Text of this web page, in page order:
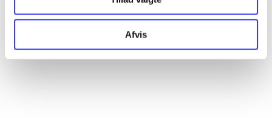
Afvis
Artikler
Alle registrerede artikler fordelt på udgivelser